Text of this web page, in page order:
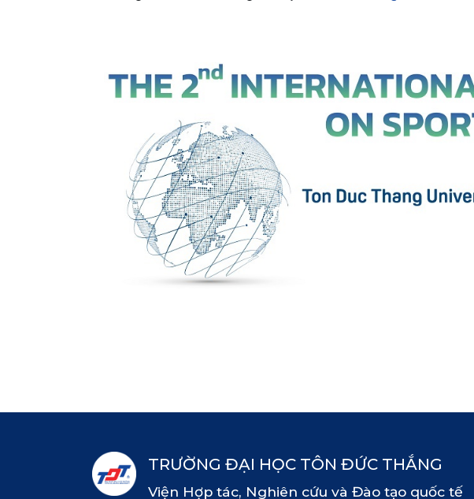
TRƯỜNG ĐẠI HỌC TÔN ĐỨC THẮNG
Viện Hợp tác, Nghiên cứu và Đào tạo quốc tế